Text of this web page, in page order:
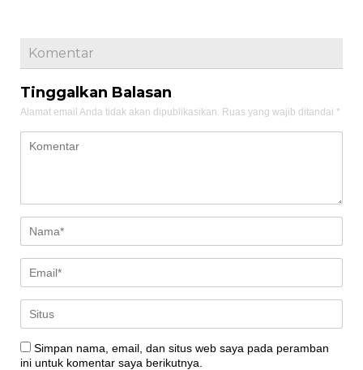
Komentar
Tinggalkan Balasan
Alamat email Anda tidak akan dipublikasikan. Ruas yang wajib ditandai *
Simpan nama, email, dan situs web saya pada peramban
ini untuk komentar saya berikutnya.